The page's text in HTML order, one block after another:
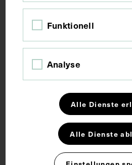
aus einer unbekannten
dem Jahr 1903. Neg. I 157/1, 2
Schlagwörter
Chirurgie
Funktionell
Analyse
Alle Dienste
Alle Dienste